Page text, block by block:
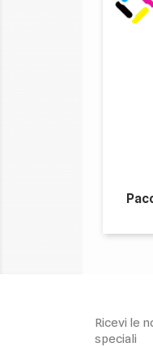
Ricevi le
speciali